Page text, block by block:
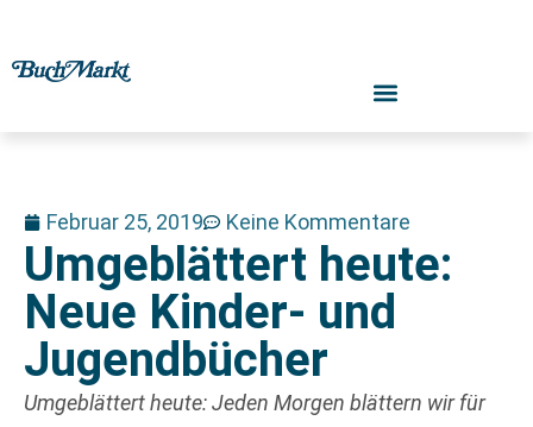
Februar 25, 2019 Keine Kommentare
Umgeblättert heute:
Neue Kinder- und
Jugendbücher
Umgeblättert heute: Jeden Morgen blättern wir für